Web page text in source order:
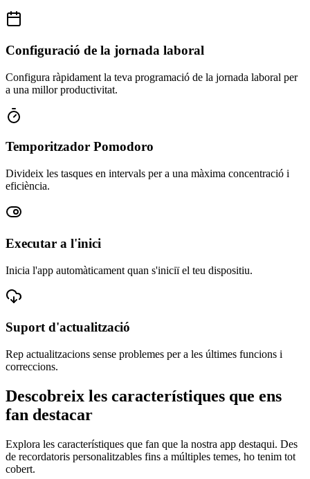
Configuració de la jornada laboral
Configura ràpidament la teva programació de la jornada laboral per
a una millor productivitat.
Temporitzador Pomodoro
Divideix les tasques en intervals per a una màxima concentració i
eficiència.
Executar a l'inici
Inicia l'app automàticament quan s'iniciï el teu dispositiu.
Suport d'actualització
Rep actualitzacions sense problemes per a les últimes funcions i
correccions.
Descobreix les característiques que ens
fan destacar
Explora les característiques que fan que la nostra app destaqui. Des
de recordatoris personalitzables fins a múltiples temes, ho tenim tot
cobert.